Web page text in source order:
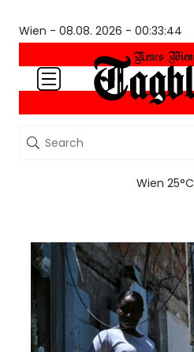
Wien - 08.08. 2026 - 00:33:44
Wien 25°C